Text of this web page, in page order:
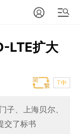
LTE扩大
T中
子、上海贝尔、
交了标书